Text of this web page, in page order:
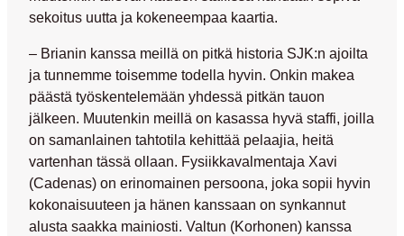
sekoitus uutta ja kokeneempaa kaartia.
– Brianin kanssa meillä on pitkä historia SJK:n ajoilta
ja tunnemme toisemme todella hyvin. Onkin makea
päästä työskentelemään yhdessä pitkän tauon
jälkeen. Muutenkin meillä on kasassa hyvä staffi, joilla
on samanlainen tahtotila kehittää pelaajia, heitä
vartenhan tässä ollaan. Fysiikkavalmentaja Xavi
(Cadenas) on erinomainen persoona, joka sopii hyvin
kokonaisuuteen ja hänen kanssaan on synkannut
alusta saakka mainiosti. Valtun (Korhonen) kanssa